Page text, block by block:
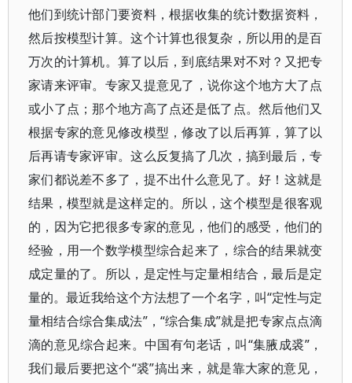
他们到统计部门要资料，根据收集的统计数据资料，
然后按模型计算。这个计算也很复杂，所以用的是百
万次的计算机。算了以后，到底结果对不对？又把专
家请来评审。专家又提意见了，说你这个地方大了点
或小了点；那个地方高了点还是低了点。然后他们又
根据专家的意见修改模型，修改了以后再算，算了以
后再请专家评审。这么反复搞了几次，搞到最后，专
家们都说差不多了，提不出什么意见了。好！这就是
结果，模型就是这样定的。所以，这个模型是很客观
的，因为它把很多专家的意见，他们的感受，他们的
经验，用一个数学模型综合起来了，综合的结果就变
成定量的了。所以，是定性与定量相结合，最后是定
量的。最近我给这个方法想了一个名字，叫“定性与定
量相结合综合集成法”，“综合集成”就是把专家点点滴
滴的意见综合起来。中国有句老话，叫“集腋成裘”，
我们最后要把这个“裘”搞出来，就是靠大家的意见，